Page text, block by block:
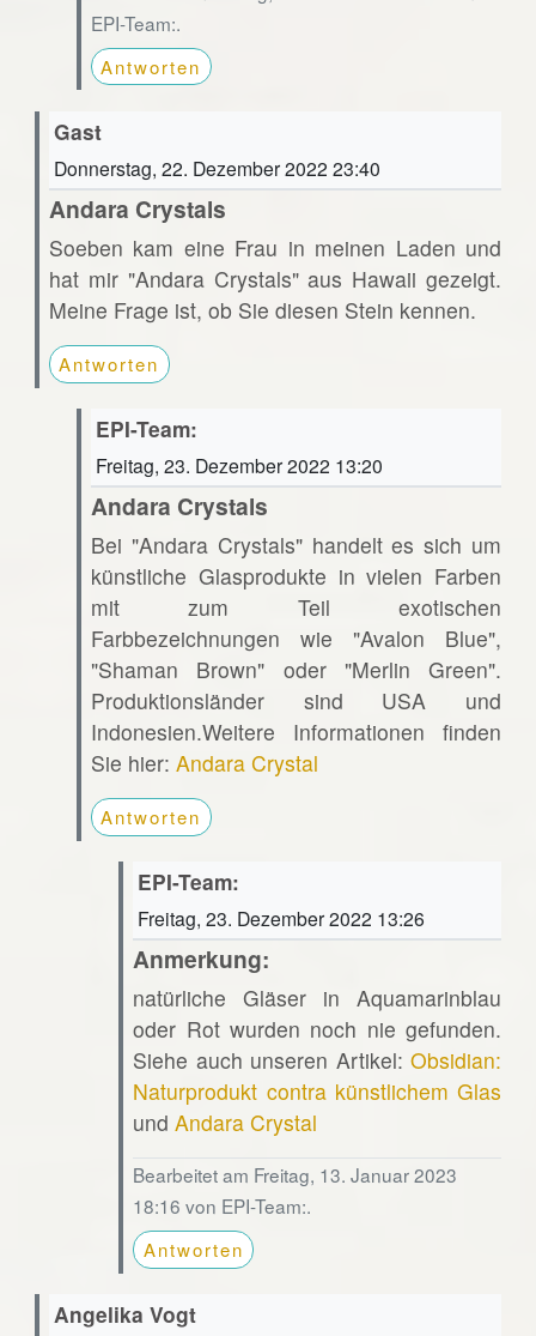
EPI-Team:.
Antworten
Gast
Donnerstag, 22. Dezember 2022 23:40
Andara Crystals
Soeben kam eine Frau in meinen Laden und
hat mir "Andara Crystals" aus Hawaii gezeigt.
Meine Frage ist, ob Sie diesen Stein kennen.
Antworten
EPI-Team:
Freitag, 23. Dezember 2022 13:20
Andara Crystals
Bei "Andara Crystals" handelt es sich um
künstliche Glasprodukte in vielen Farben
mit zum Teil exotischen
Farbbezeichnungen wie "Avalon Blue",
"Shaman Brown" oder "Merlin Green".
Produktionsländer sind USA und
Indonesien.Weitere Informationen finden
Sie hier: Andara Crystal
Antworten
EPI-Team:
Freitag, 23. Dezember 2022 13:26
Anmerkung:
natürliche Gläser in Aquamarinblau
oder Rot wurden noch nie gefunden.
Siehe auch unseren Artikel:Obsidian:
Naturprodukt contra künstlichem Glas
undAndara Crystal
Bearbeitet am Freitag, 13. Januar 2023
18:16 von EPI-Team:.
Antworten
Angelika Vogt